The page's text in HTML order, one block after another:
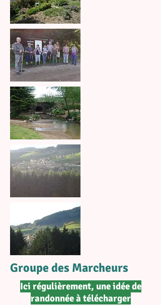
Groupe des Marcheurs
Ici régulièrement, une idée de
randonnée à télécharger